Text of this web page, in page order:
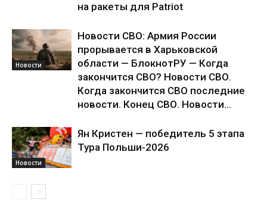
на ракеты для Patriot
Новости
Новости СВО: Армия России
прорывается в Харьковской
области — БлокнотРУ — Когда
закончится СВО? Новости СВО.
Когда закончится СВО последние
новости. Конец СВО. Новости...
Новости
Ян Кристен — победитель 5 этапа
Тура Польши-2026